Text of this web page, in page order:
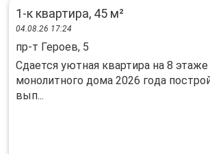
1-к квартира, 45 м²
04.08.26 17:24
пр-т Героев, 5
Cдaется уютнaя квартира на 8
мoнолитногo дoмa 2026 гoдa
вып...